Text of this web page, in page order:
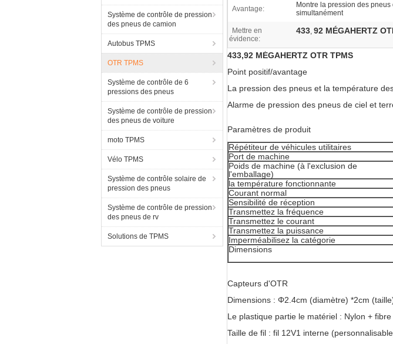
Système de contrôle de pression
des pneus de camion
Autobus TPMS
OTR TPMS
Système de contrôle de 6
pressions des pneus
Système de contrôle de pression
des pneus de voiture
moto TPMS
Vélo TPMS
Système de contrôle solaire de
pression des pneus
Système de contrôle de pression
des pneus de rv
Solutions de TPMS
Avantage:
Montre la pression des
simultanément
Mettre en
évidence:
433, 92 MÉGAHERTZ
433,92 MÉGAHERTZ OTR TPMS
Point positif/avantage
La pression des pneus et la température
Alarme de pression des pneus de ciel et
Paramètres de produit
Répétiteur de véhicules utilitaires
Port de machine
Poids de machine (à l'exclusion de
l'emballage)
la température fonctionnante
Courant normal
Sensibilité de réception
Transmettez la fréquence
Transmettez le courant
Transmettez la puissance
Imperméabilisez la catégorie
Dimensions
Capteurs d'OTR
Dimensions : Φ2.4cm (diamètre) *2cm
Le plastique partie le matériel : Nylon +
Taille de fil : fil 12V1 interne